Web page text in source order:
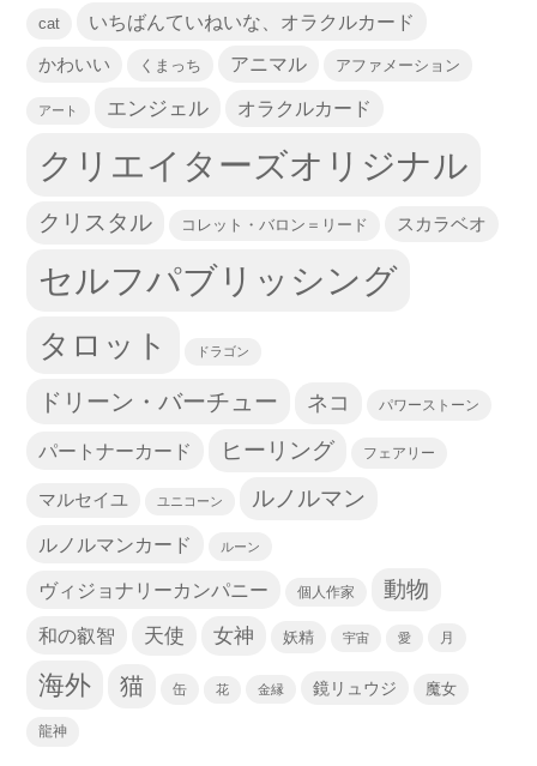
cat いちばんていねいな、オラクルカード
かわいい くまっち アニマル アファメーション
アート エンジェル オラクルカード
クリエイターズオリジナル
クリスタル コレット・バロン＝リード スカラベオ
セルフパブリッシング
タロット ドラゴン
ドリーン・バーチュー ネコ パワーストーン
パートナーカード ヒーリング フェアリー
マルセイユ ユニコーン ルノルマン
ルノルマンカード ルーン
ヴィジョナリーカンパニー 個人作家 動物
和の叡智 天使 女神 妖精 宇宙 愛 月
海外 猫 缶 花 金縁 鏡リュウジ 魔女
龍神